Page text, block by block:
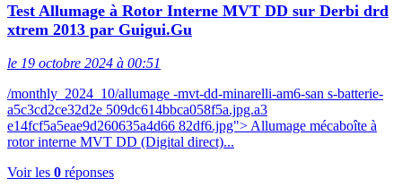
Test Allumage à Rotor Interne MVT DD sur Derbi drd
xtrem 2013 par Guigui.Gu
le 19 octobre 2024 à 00:51
/monthly_2024_10/allumage -mvt-dd-minarelli-am6-san s-batterie-
a5c3cd2ce32d2e 509dc614bbca058f5a.jpg.a3
e14fcf5a5eae9d260635a4d66 82df6.jpg"> Allumage mécaboîte à
rotor interne MVT DD (Digital direct)...
Voir les 0 réponses